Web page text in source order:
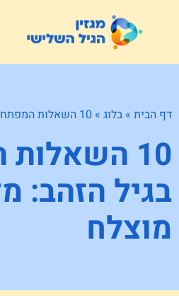
דף הבית » בלוג » 10 השאלות המפתח לדייטינג בגיל הזהב: מדריך למפגש מוצלח
10
בגיל הזהב:
מוצלח